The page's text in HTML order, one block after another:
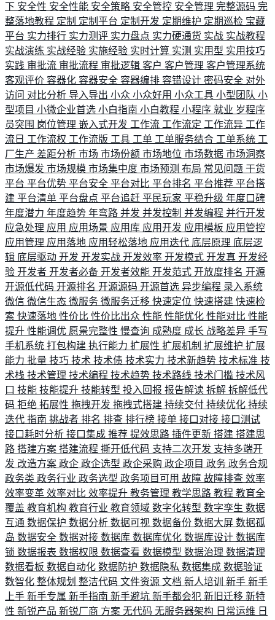
下 安全性 安全性能 安全策略 安全管控 安全管理 完整源码 完
整落地教程 定制 定制平台 定制开发 定期维护 定期巡检 宝藏
平台 实力排行 实力测评 实力盘点 实力硬通货 实战 实战教程
实战演练 实战经验 实施经验 实时计算 实测 实用型 实用技巧
实践 审批流 审批流程 审批逻辑 客户 客户管理 客户管理系统
客观评价 容器化 容器安全 容器编排 容错设计 密码安全 对外
访问 对比分析 导入导出 小众 小众好用 小众工具 小型团队 小
型项目 小微企业首选 小白指南 小白教程 小程序 就业 岁程序
员突围 岗位管理 嵌入式开发 工作流 工作流定 工作流异 工作
流日 工作流权 工作流版 工具 工单 工单服务结合 工单系统 工
厂生产 差距分析 市场 市场份额 市场地位 市场数据 市场洞察
市场爆发 市场规模 市场集中度 市场预测 布局 常见问题 干货
平台 平台优势 平台安全 平台对比 平台排名 平台推荐 平台搭
建 平台清单 平台盘点 平台追赶 平民玩家 平稳升级 年度口碑
年度潜力 年度趋势 年弯路 并发 并发控制 并发编程 并行开发
应急处理 应用 应用场景 应用库 应用开发 应用模板 应用管控
应用管理 应用落地 应用轻松落地 应用迭代 底层原理 底层逻
辑 底层驱动 开发 开发实战 开发效率 开发模式 开发真 开发经
验 开发者 开发者必备 开发者效能 开发范式 开放度排名 开源
开源低代码 开源排名 开源源码 开源首选 异步编程 录入系统
微信 微信生态 微服务 微服务迁移 快速定位 快速搭建 快速检
索 快速落地 性价比 性价比出众 性能 性能优化 性能对比 性能
提升 性能调优 愿景完整性 慢查询 成熟度 成长 战略差异 手写
手机系统 打包构建 执行能力 扩展性 扩展机制 扩展维护 扩展
能力 批量 技巧 技术 技术债 技术实力 技术新趋势 技术标准 技
术栈 技术管理 技术编程 技术趋势 技术路线 技术门槛 技术风
口 技能 技能提升 技能转型 投入回报 报告解读 拆解 拆解低代
码 拒绝 拓展性 拖拽开发 拖拽式搭建 持续交付 持续优化 持续
迭代 指南 挑战者 排名 排查 排行榜 接单 接口对接 接口测试
接口耗时分析 接口集成 推荐 提效思路 插件更新 搭建 搭建思
路 搭建方案 搭建流程 撕开低代码 支持二次开发 支持多端开
发 改造方案 政企 政企选型 政企采购 政企项目 政务 政务合规
政务类 政务行业 政务选型 政务项目可用 故障 故障排查 效率
效率变革 效率对比 效率提升 教务管理 教学思路 教程 教育全
覆盖 教育机构 教育行业 教育领域 数字化转型 数字孪生 数据
互通 数据保护 数据分析 数据可视 数据备份 数据大屏 数据孤
岛 数据安全 数据对接 数据库 数据库优化 数据库设计 数据库
锁 数据报表 数据权限 数据查看 数据模型 数据治理 数据清理
数据看板 数据自动化 数据防护 数据隐私 数据集成 数据验证
数智化 整体规划 整洁代码 文件资源 文档 新人培训 新手 新手
上手 新手专属 新手指南 新手避坑 新手都会犯 新旧迁移 新特
性 新锐产品 新锐厂商 方案 无代码 无服务器架构 日常运维 日